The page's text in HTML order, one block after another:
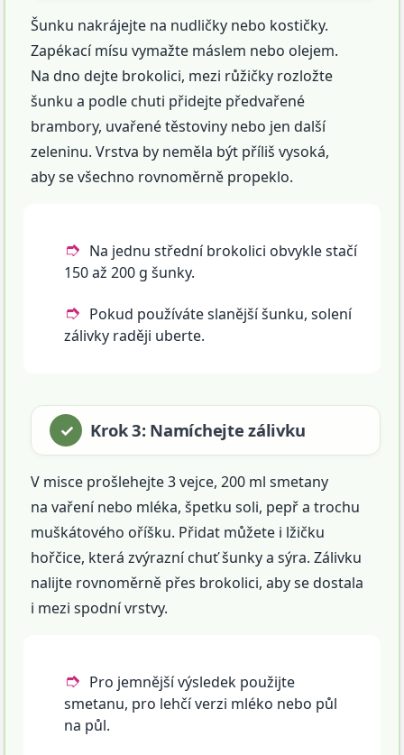
Šunku nakrájejte na nudličky nebo kostičky.
Zapékací mísu vymažte máslem nebo olejem.
Na dno dejte brokolici, mezi růžičky rozložte
šunku a podle chuti přidejte předvařené
brambory, uvařené těstoviny nebo jen další
zeleninu. Vrstva by neměla být příliš vysoká,
aby se všechno rovnoměrně propeklo.
Na jednu střední brokolici obvykle stačí
150 až 200 g šunky.
Pokud používáte slanější šunku, solení
zálivky raději uberte.
Krok 3: Namíchejte zálivku
V misce prošlehejte 3 vejce, 200 ml smetany
na vaření nebo mléka, špetku soli, pepř a trochu
muškátového oříšku. Přidat můžete i lžičku
hořčice, která zvýrazní chuť šunky a sýra. Zálivku
nalijte rovnoměrně přes brokolici, aby se dostala
i mezi spodní vrstvy.
Pro jemnější výsledek použijte
smetanu, pro lehčí verzi mléko nebo půl
na půl.